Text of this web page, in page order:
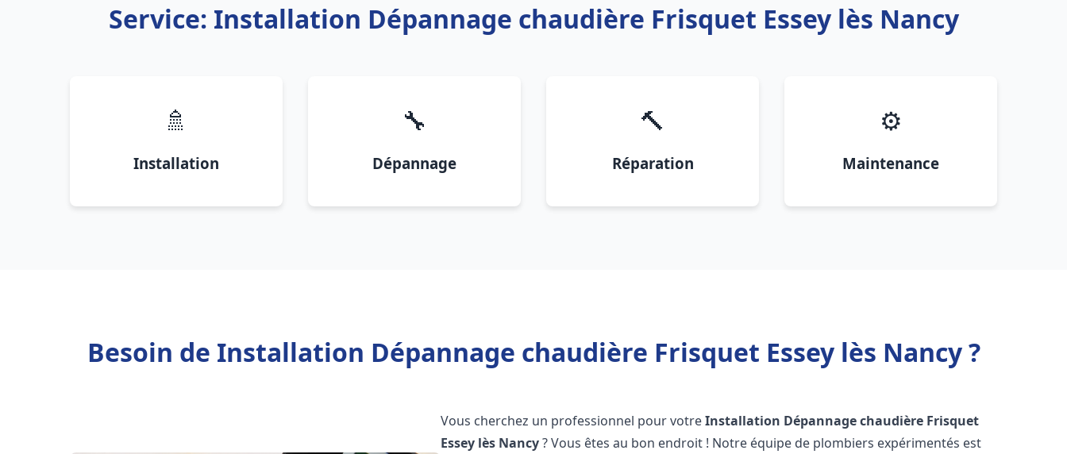
Service: Installation Dépannage chaudière Frisquet Essey lès Nancy
🚿
Installation
🔧
Dépannage
🔨
Réparation
⚙️
Maintenance
Besoin de Installation Dépannage chaudière Frisquet Essey lès Nancy ?
Vous cherchez un professionnel pour votreInstallation Dépannage chaudière Frisquet
Essey lès Nancy? Vous êtes au bon endroit ! Notre équipe de plombiers expérimentés est